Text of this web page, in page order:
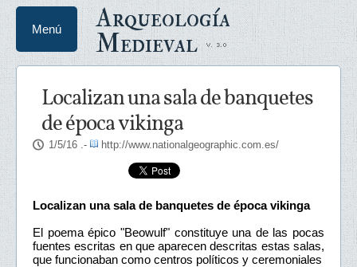
Arqueología
Medieval
Menú
Localizan una sala de banquetes
de época vikinga
1/5/16 .- http://www.nationalgeographic.com.es/
Localizan una sala de banquetes de época vikinga
El poema épico "Beowulf" constituye una de las pocas
fuentes escritas en que aparecen descritas estas salas,
que funcionaban como centros políticos y ceremoniales